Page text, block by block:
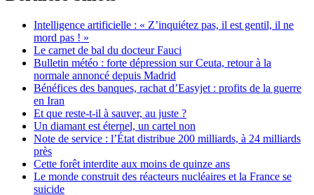
Intelligence artificielle : « Z’inquiétez pas, il est gentil, il ne
mord pas ! »
Le carnet de bal du docteur Fauci
Bulletin météo : forte dépression sur Ceuta, retour à la
normale annoncé depuis Madrid
Bénéfices des banques, rachat d’Easyjet : profits de la guerre
en Iran
Et que reste-t-il à sauver, au juste ?
Un diamant est éternel, un cartel non
Note de service : l’État distribue 200 milliards, à 24 milliards
près
Cette forêt interdite aux moins de quinze ans
Le monde construit des réacteurs nucléaires et la France se
suicide